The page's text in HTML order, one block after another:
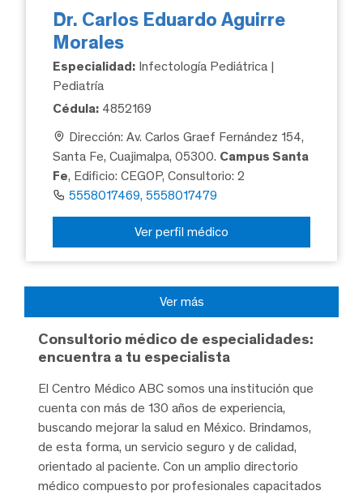
Dr. Carlos Eduardo Aguirre
Morales
Especialidad: Infectología Pediátrica |
Pediatría
Cédula: 4852169
Dirección: Av. Carlos Graef Fernández 154,
Santa Fe, Cuajimalpa, 05300. Campus Santa
Fe, Edificio: CEGOP, Consultorio: 2
5558017469, 5558017479
Ver perfil médico
Ver más
Consultorio médico de especialidades:
encuentra a tu especialista
El Centro Médico ABC somos una institución que
cuenta con más de 130 años de experiencia,
buscando mejorar la salud en México. Brindamos,
de esta forma, un servicio seguro y de calidad,
orientado al paciente. Con un amplio directorio
médico compuesto por profesionales capacitados